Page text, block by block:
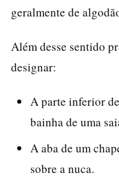
geralmente de
Além desse sentido
designar:
A parte inferior
bainha de uma
A aba de um
sobre a nuca.